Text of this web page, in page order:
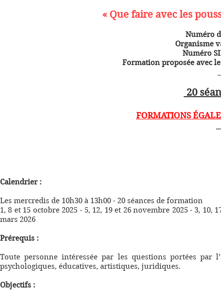
« Que faire avec les
Numéro
Organisme
Numéro
Formation proposée avec
20
FORMATIONS
Calendrier :
Les mercredis de 10h30 à 13h00 - 20 séances de formation
1, 8 et 15 octobre 2025 - 5, 12, 19 et 26 novembre 2025 - 3, 10,
mars 2026
Prérequis :
Toute personne intéressée par les questions portées par
psychologiques, éducatives, artistiques, juridiques.
Objectifs :